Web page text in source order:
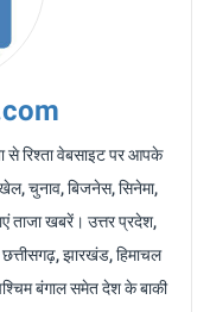
से रिश्ता वेबसाइट पर आपके
खेल, चुनाव, बिजनेस, सिनेमा,
ताजा खबरें। उत्तर प्रदेश,
छत्तीसगढ़, झारखंड, हिमाचल
बंगाल समेत देश के बाकी